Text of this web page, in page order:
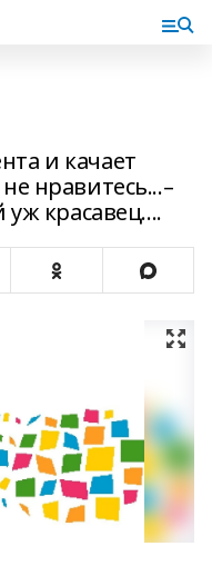
и качает
нравитесь...–
красавец....